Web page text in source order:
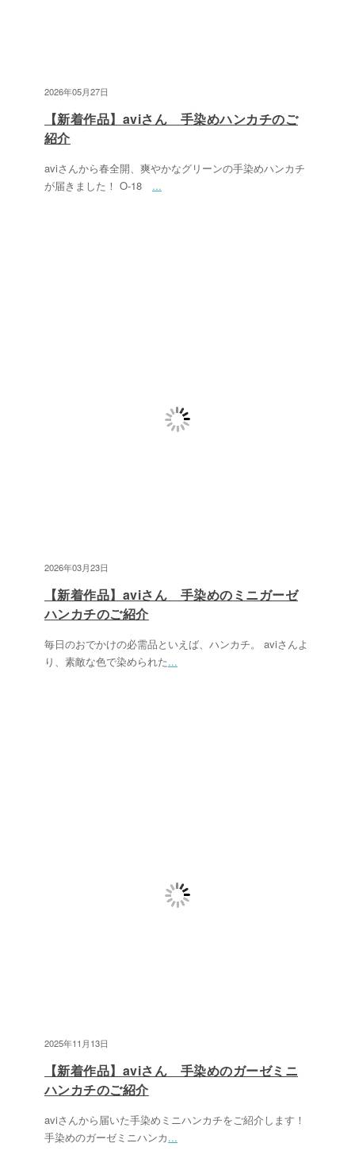
2026年05月27日
【新着作品】aviさん 手染めハンカチのご
紹介
aviさんから春全開、爽やかなグリーンの手染めハンカチ
が届きました！ O-18 ...
2026年03月23日
【新着作品】aviさん 手染めのミニガーゼ
ハンカチのご紹介
毎日のおでかけの必需品といえば、ハンカチ。 aviさんよ
り、素敵な色で染められた...
2025年11月13日
【新着作品】aviさん 手染めのガーゼミニ
ハンカチのご紹介
aviさんから届いた手染めミニハンカチをご紹介します！
手染めのガーゼミニハンカ...